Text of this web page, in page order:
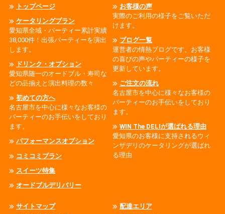
トップページ
ケータリングプラン
愛知県全域・パーティー累計実績
38,000件！出張パーティーを演出
します。
ドリンク・オプション
愛知県随一のオードブル・寿司な
どの品揃えと演出料理の数々
初めての方へ
名古屋市を中心に様々なお客様の
パーティーのお手伝いをしており
ます。
パフォーマンスオプション
コミコミプラン
スイーツ特集
オードブルデリバリー
お客様の声
実際のご利用の様子をご覧いただ
けます。
ブログ一覧
運営者の情熱ブログです、お客様
の喜びの声やパーティーの様子を
更新しています。
ご注文の流れ
名古屋市を中心に様々なお客様の
パーティーのお手伝いをしており
ます。
WIN The DELIが選ばれる理由
愛知県のお客様に支持されるウィ
ンザデリのケータリングが選ばれ
る理由
サイトマップ
配達エリア